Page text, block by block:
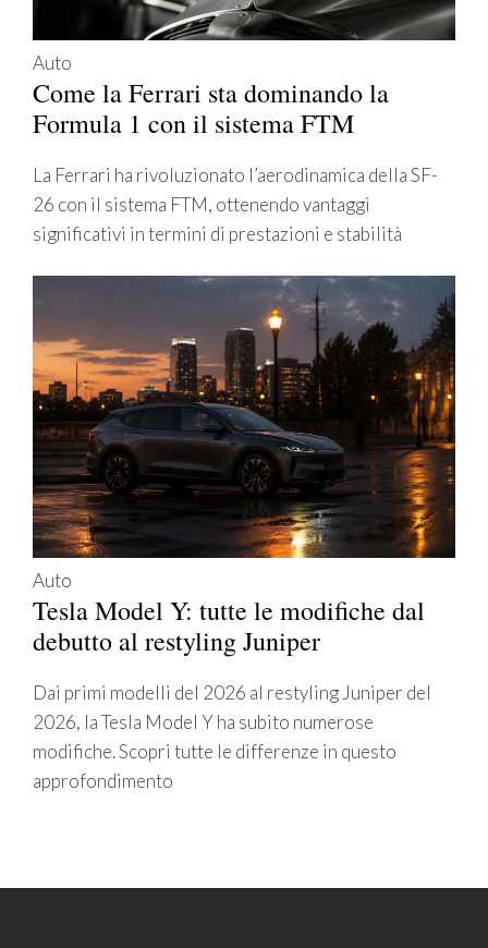
Auto
Come la Ferrari sta dominando la
Formula 1 con il sistema FTM
La Ferrari ha rivoluzionato l’aerodinamica della SF-
26 con il sistema FTM, ottenendo vantaggi
significativi in termini di prestazioni e stabilità
Auto
Tesla Model Y: tutte le modifiche dal
debutto al restyling Juniper
Dai primi modelli del 2026 al restyling Juniper del
2026, la Tesla Model Y ha subito numerose
modifiche. Scopri tutte le differenze in questo
approfondimento